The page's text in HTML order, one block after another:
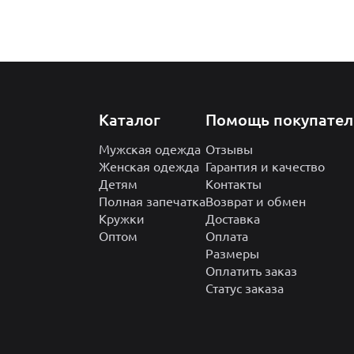
Каталог
Мужская одежда
Женская одежда
Детям
Полная запечатка
Кружки
Оптом
Помощь
Отзывы
Гарантия и качество
Контакты
Возврат и обмен
Доставка
Оплата
Размеры
Оплатить заказ
Статус заказа